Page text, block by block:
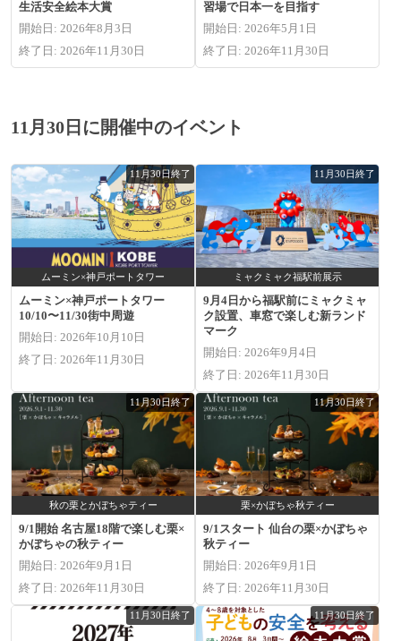
生活安全絵本大賞
開始日: 2026年8月3日
終了日: 2026年11月30日
習場で日本一を目指す
開始日: 2026年5月1日
終了日: 2026年11月30日
11月30日に開催中のイベント
11月30日終了
ムーミン×神戸ポートタワー
ムーミン×神戸ポートタワー
10/10〜11/30街中周遊
開始日: 2026年10月10日
終了日: 2026年11月30日
11月30日終了
ミャクミャク福駅前展示
9月4日から福駅前にミャクミャ
ク設置、車窓で楽しむ新ランド
マーク
開始日: 2026年9月4日
終了日: 2026年11月30日
11月30日終了
秋の栗とかぼちゃティー
9/1開始 名古屋18階で楽しむ栗×
かぼちゃの秋ティー
開始日: 2026年9月1日
終了日: 2026年11月30日
11月30日終了
栗×かぼちゃ秋ティー
9/1スタート 仙台の栗×かぼちゃ
秋ティー
開始日: 2026年9月1日
終了日: 2026年11月30日
11月30日終了 11月30日終了